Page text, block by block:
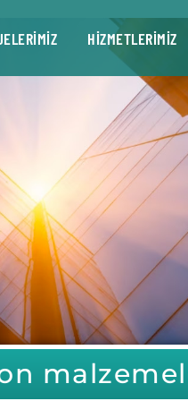
HİZMETLERİMİZ